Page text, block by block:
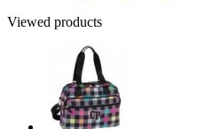
Viewed products